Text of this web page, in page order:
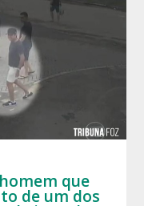
que
de um dos